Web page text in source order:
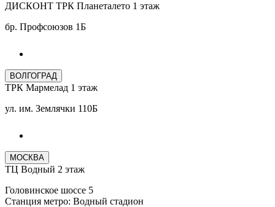
ДИСКОНТ ТРК Планеталето 1 этаж
бр. Профсоюзов 1Б
ВОЛГОГРАД
ТРК Мармелад 1 этаж
ул. им. Землячки 110Б
МОСКВА
ТЦ Водный 2 этаж
Головинское шоссе 5
Станция метро: Водный стадион